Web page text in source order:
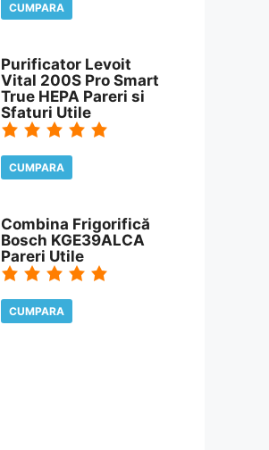
CUMPARA
Purificator Levoit
Vital 200S Pro Smart
True HEPA Pareri si
Sfaturi Utile
CUMPARA
Combina Frigorifică
Bosch KGE39ALCA
Pareri Utile
CUMPARA